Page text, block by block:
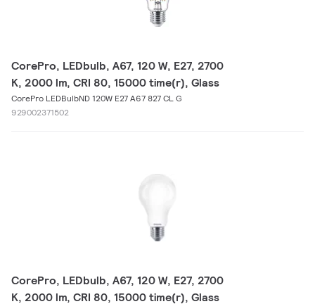
CorePro, LEDbulb, A67, 120 W, E27, 2700
K, 2000 lm, CRI 80, 15000 time(r), Glass
CorePro LEDBulbND 120W E27 A67 827 CL G
929002371502
CorePro, LEDbulb, A67, 120 W, E27, 2700
K, 2000 lm, CRI 80, 15000 time(r), Glass